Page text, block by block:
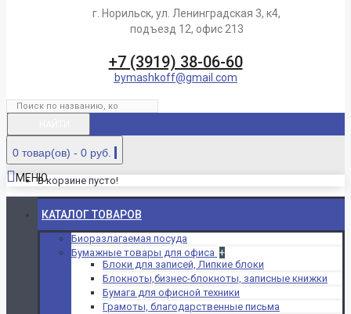
г. Норильск, ул. Ленинградская 3, к4,
подъезд 12, офис 213
+7 (3919) 38-06-60
bymashkoff@gmail.com
0 товар(ов) - 0 руб.
В корзине пусто!
МЕНЮ
КАТАЛОГ ТОВАРОВ
Биоразлагаемая посуда
Бумажные товары для офиса +
Блоки для записей, Липкие блоки
Блокноты,бизнес-блокноты, записные книжки
Бумага для офисной техники
Грамоты, благодарственные письма